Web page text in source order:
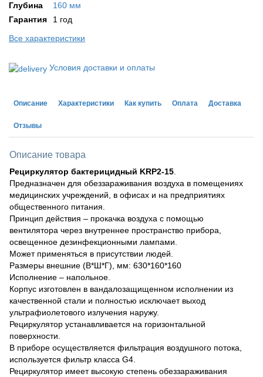
Глубина
160 мм
Гарантия
1 год
Все характеристики
Условия доставки и оплаты
Описание Характеристики Как купить Оплата Доставка
Отзывы
Описание товара
Рециркулятор бактерицидный KRP2-15
Предназначен для обеззараживания воздуха в помещениях
медицинских учреждений, в офисах и на предприятиях
общественного питания.
Принцип действия – прокачка воздуха с помощью
вентилятора через внутреннее пространство прибора,
освещенное дезинфекционными лампами.
Может применяться в присутствии людей.
Размеры внешние (В*Ш*Г), мм: 630*160*160
Исполнение – напольное.
Корпус изготовлен в вандалозащищенном исполнении из
качественной стали и полностью исключает выход
ультрафиолетового излучения наружу.
Рециркулятор устанавливается на горизонтальной
поверхности.
В приборе осуществляется фильтрация воздушного потока,
используется фильтр класса G4.
Рециркулятор имеет высокую степень обеззараживания